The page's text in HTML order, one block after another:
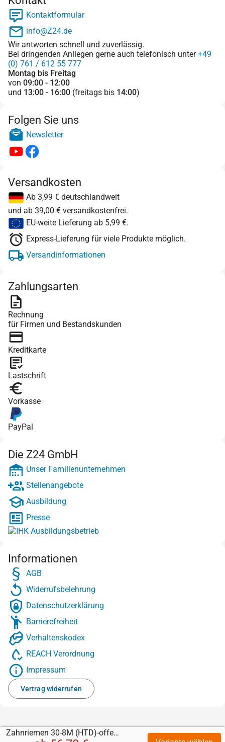
Zahnriemen 30-8M (HTD)-offen-Stahl mit Supergrip Gummi schwarz
Kontaktformular
info@Z24.de
Wir antworten schnell und zuverlässig.
Bei dringenden Anliegen gerne auch telefonisch unter+49
(0) 761 / 612 55 777
Montag bis Freitag
von 09:00 - 12:00
und 13:00 - 16:00 (freitags bis 14:00)
Folgen Sie uns
Newsletter
Versandkosten
Ab 3,99 € deutschlandweit
und ab 39,00 € versandkostenfrei.
EU-weite Lieferung ab 5,99 €.
Express-Lieferung für viele Produkte möglich.
Versandinformationen
Zahlungsarten
Rechnung
für Firmen und Bestandskunden
Kreditkarte
Lastschrift
Vorkasse
PayPal
Die Z24 GmbH
Unser Familienunternehmen
Stellenangebote
Ausbildung
Presse
Informationen
AGB
Widerrufsbelehrung
Datenschutzerklärung
Barrierefreiheit
Verhaltenskodex
REACH Verordnung
Impressum
Vertrag widerrufen